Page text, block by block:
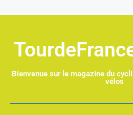
Bienvenue sur le magazine du
vélos